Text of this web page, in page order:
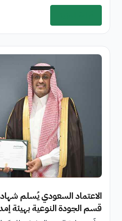
الاعتماد السعودي يُسلم
قسم الجودة النوعية بهيئة